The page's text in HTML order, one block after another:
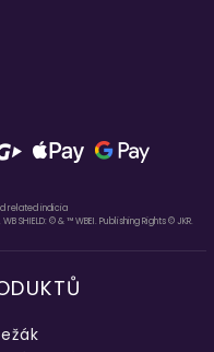
related indicia
SHIELD: © & ™ WBEI. Publishing Rights © JKR.